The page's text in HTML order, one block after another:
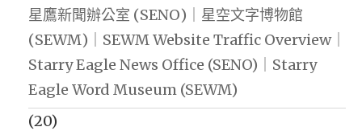
星鷹新聞辦公室 (SENO)｜星空文字博物館
(SEWM)｜SEWM Website Traffic Overview｜
Starry Eagle News Office (SENO)｜Starry
Eagle Word Museum (SEWM)
(20)